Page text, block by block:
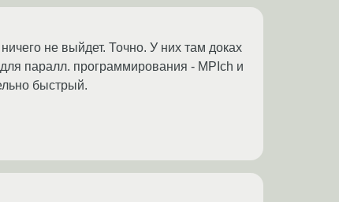
не выйдет. Точно. У них там доках
паралл. программирования - MPIch и
быстрый.